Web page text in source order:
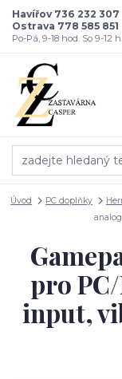
Havířov 736 232 307
Ostrava 778 585 851
Po-Pá, 9-18 hod. So 9-12 h.
Úvod PC doplňky
pro
input,